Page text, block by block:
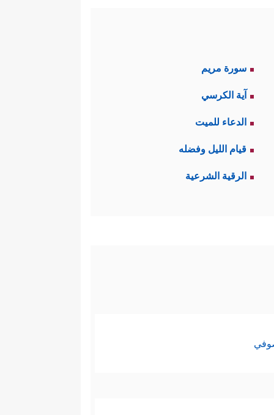
سورة مريم
آية الكرسي
الدعاء للميت
قيام الليل وفضله
الرقية الشرعية